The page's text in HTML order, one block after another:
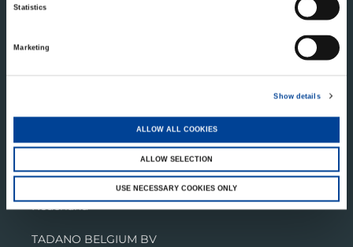
Statistics
Marketing
Show details
ALLOW ALL COOKIES
ALLOW SELECTION
USE NECESSARY COOKIES ONLY
Component 1
1446 WZ Purmerend
Nederland
TADANO BELGIUM BV